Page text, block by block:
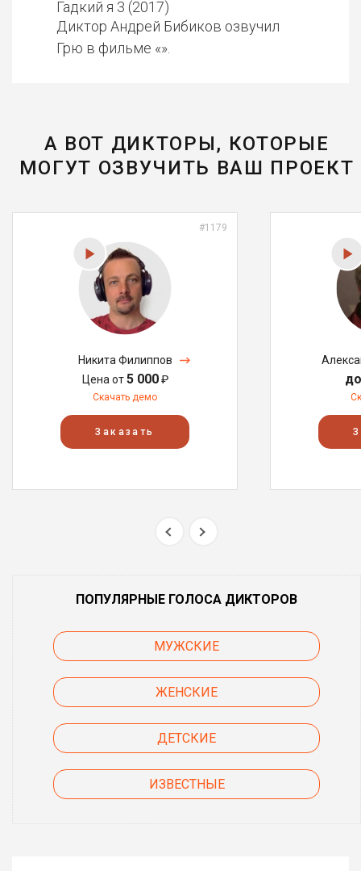
Гадкий я 3 (2017)
Диктор Андрей Бибиков озвучил
Грю в фильме «».
А ВОТ ДИКТОРЫ, КОТОРЫЕ
МОГУТ ОЗВУЧИТЬ ВАШ ПРОЕКТ
#1179
Никита Филиппов
Цена от5 000₽
Скачать демо
Заказать
ПОПУЛЯРНЫЕ ГОЛОСА ДИКТОРОВ
МУЖСКИЕ
ЖЕНСКИЕ
ДЕТСКИЕ
ИЗВЕСТНЫЕ